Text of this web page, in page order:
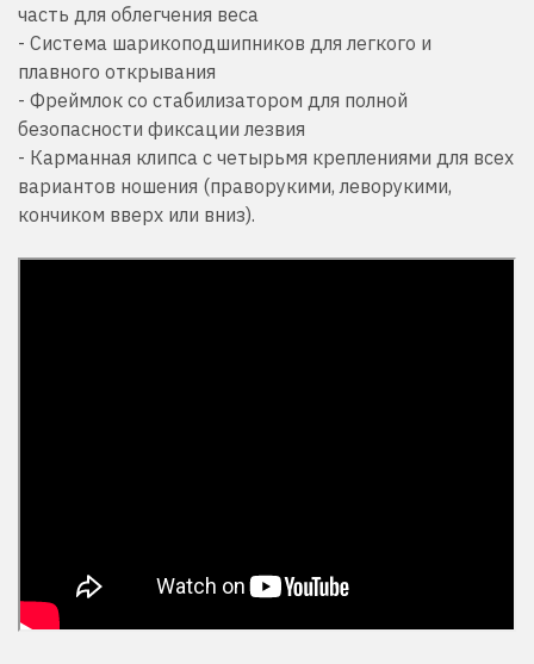
часть для облегчения веса
- Система шарикоподшипников для легкого и
плавного открывания
- Фреймлок со стабилизатором для полной
безопасности фиксации лезвия
- Карманная клипса с четырьмя креплениями для всех
вариантов ношения (праворукими, леворукими,
кончиком вверх или вниз).